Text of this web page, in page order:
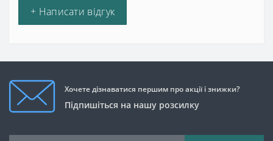
+ Написати відгук
Хочете дізнаватися першим про акції і знижки?
Підпишіться на нашу розсилку